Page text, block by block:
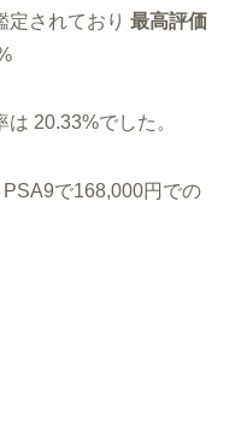
定されており 最高評価
20.33%でした。
で168,000円での